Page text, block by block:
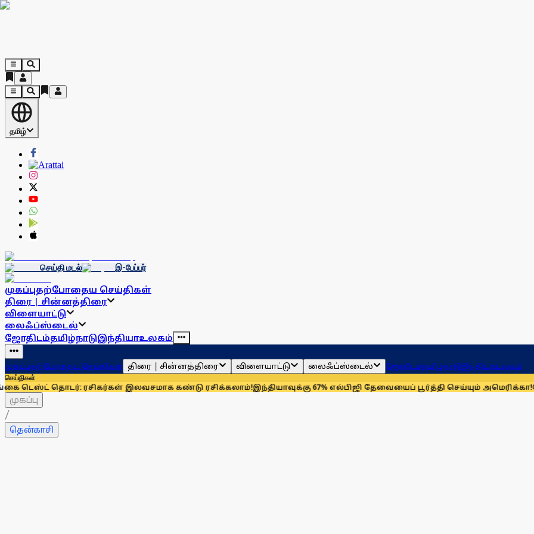
தமிழ்
செய்தி மடல் இ-பேப்பர்
முகப்புதற்போதைய செய்திகள்
திரை | சின்னத்திரை
விளையாட்டு
லைஃப்ஸ்டைல்
ஜோதிடம்தமிழ்நாடுஇந்தியாஉலகம்
முகப்புதற்போதைய செய்திகள் திரை | சின்னத்திரை விளையாட்டு லைஃப்ஸ்டைல் ஜோதிடம்தமிழ்நாடுஇந்தியாஉலகம்
செய்திகள்
தொடர்: ரசிகர்கள் இலவசமாக கண்டு ரசிக்கலாம்!இந்தியாவுக்கு 67% எல்பிஜி தேவையைப் பூர்த்தி செய்யும் அமெரிக்கா!செயின்ட்
முகப்பு
/
தென்காசி